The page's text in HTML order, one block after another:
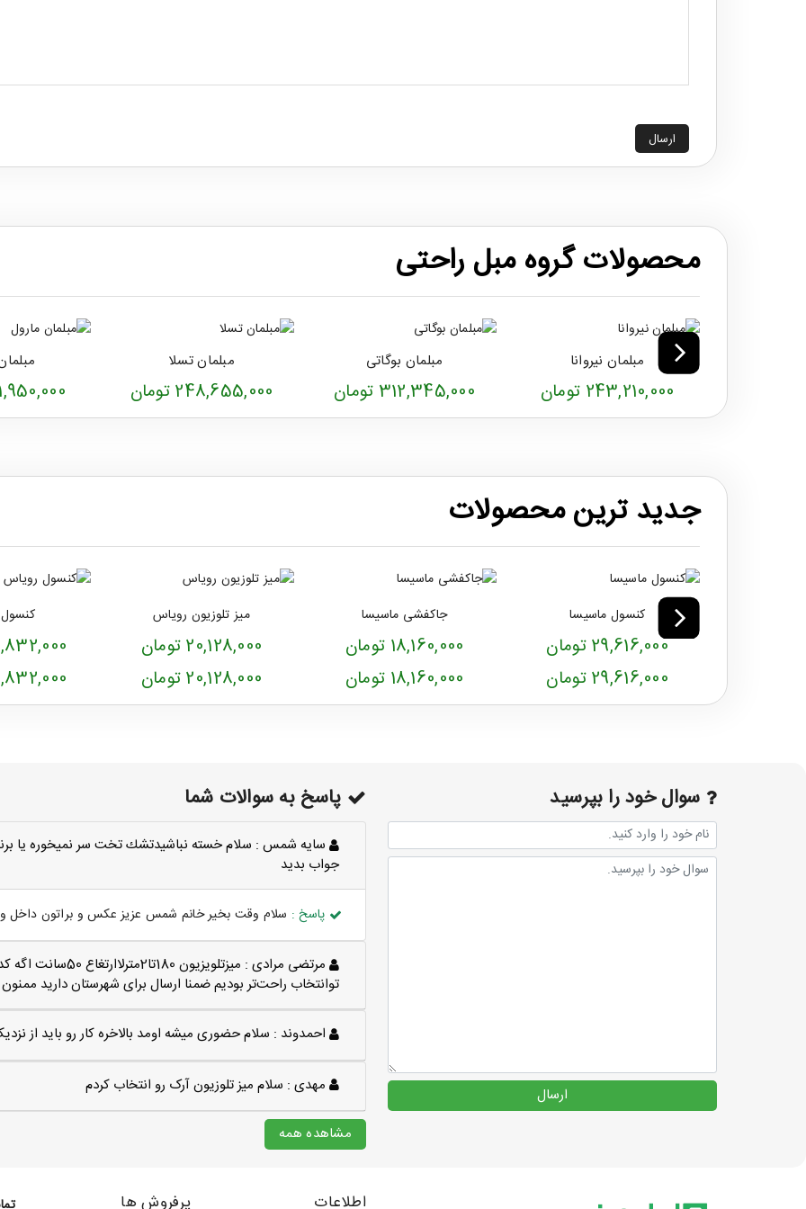
ارسال
محصولات گروه مبل راحتی
مبلمان نیروانا
243,210,000 تومان
مبلمان بوگاتی
312,345,000 تومان
مبلمان تسلا
248,655,000 تومان 301,950,000
جدید ترین محصولات
کنسول ماسیسا
29,616,000 تومان
29,616,000 تومان
جاکفشی ماسیسا
18,160,000 تومان
18,160,000 تومان
میز تلوزیون رویاس
20,128,000 تومان
20,128,000 تومان
33,832,000
33,832,000
سوال خود را بپرسید
ارسال
پاسخ به سوالات شما
سايه شمس : سلام خسته نباشيدتشك تخت سر نميخوره يا
جواب بديد
پاسخ : سلام وقت بخیر خانم شمس عزیز عکس و براتون داخل
مرتضی مرادی :
میزتلویزیون
توانتخاب راحت‌تر بودیم ضمنا ارسال برای شهرستان دارید ممنون
احمدوند : سلام حضوری میشه اومد بالاخره کار رو باید از
مهدی : سلام میز تلوزیون آرک رو انتخاب کردم
مشاهده همه
اطلاعات پرفروش ها